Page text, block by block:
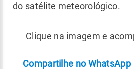
do satélite meteorológico.
Clique na imagem e
Compartilhe no WhatsApp